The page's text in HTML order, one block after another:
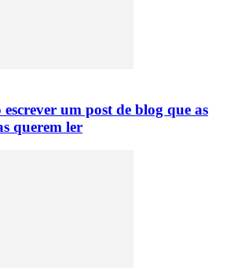
escrever um post de blog que as
querem ler